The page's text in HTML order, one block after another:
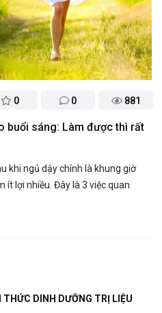
0 0 881
buổi sáng: Làm được thì rất
khi ngủ dậy chính là khung giờ
ít lợi nhiều. Đây là 3 việc quan
THỨC DINH DƯỠNG TRỊ LIỆU